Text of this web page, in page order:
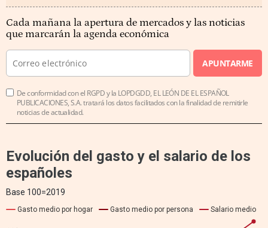
Cada mañana la apertura de mercados y las noticias
que marcarán la agenda económica
APUNTARME
De conformidad con el RGPD y la LOPDGDD, EL LEÓN DE EL ESPAÑOL
PUBLICACIONES, S.A. tratará los datos facilitados con la finalidad de remitirle
noticias de actualidad.